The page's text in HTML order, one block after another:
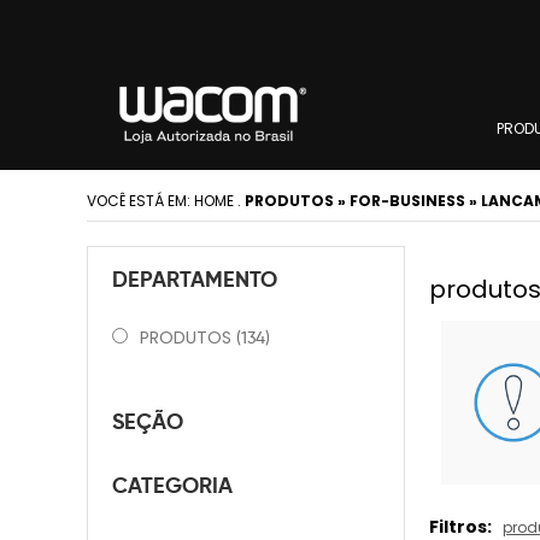
VOCÊ ESTÁ EM: HOME . PRODUTOS » FOR-BUSINESS »
DEPARTAMENTO
PRODUTOS (134)
SEÇÃO
CATEGORIA
Filtros: